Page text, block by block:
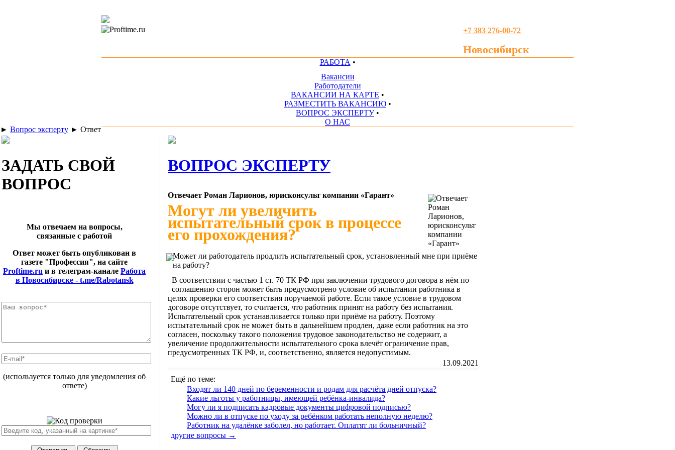
+7 383 276-00-72
Новосибирск
РАБОТА •
Вакансии
Работодатели
ВАКАНСИИ НА КАРТЕ •
РАЗМЕСТИТЬ ВАКАНСИЮ •
ВОПРОС ЭКСПЕРТУ •
О НАС
► Вопрос эксперту ► Ответ
ЗАДАТЬ СВОЙ
ВОПРОС
Мы отвечаем на вопросы,
связанные с работой
Ответ может быть опубликован в
газете "Профессия", на сайте
Proftime.ru и в телеграм-канале Работа
в Новосибирске - t.me/Rabotansk
(используется только для уведомления об
ответе)
ВОПРОС ЭКСПЕРТУ
Отвечает Роман Ларионов, юрисконсульт компании «Гарант»
Могут ли увеличить
испытательный срок в процессе
его прохождения?
Может ли работодатель продлить испытательный срок, установленный мне при приёме
на работу?
В соответствии с частью 1 ст. 70 ТК РФ при заключении трудового договора в нём по
соглашению сторон может быть предусмотрено условие об испытании работника в
целях проверки его соответствия поручаемой работе. Если такое условие в трудовом
договоре отсутствует, то считается, что работник принят на работу без испытания.
Испытательный срок устанавливается только при приёме на работу. Поэтому
испытательный срок не может быть в дальнейшем продлен, даже если работник на это
согласен, поскольку такого положения трудовое законодательство не содержит, а
увеличение продолжительности испытательного срока влечёт ограничение прав,
предусмотренных ТК РФ, и, соответственно, является недопустимым.
13.09.2021
Ещё по теме:
Входят ли 140 дней по беременности и родам для расчёта дней отпуска?
Какие льготы у работницы, имеющей ребёнка-инвалида?
Могу ли я подписать кадровые документы цифровой подписью?
Можно ли в отпуске по уходу за ребёнком работать неполную неделю?
Работник на удалёнке заболел, но работает. Оплатят ли больничный?
другие вопросы →